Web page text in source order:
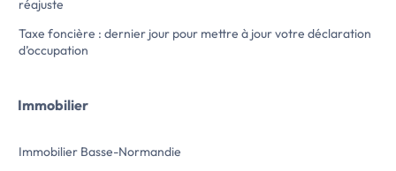
réajuste
Taxe foncière : dernier jour pour mettre à jour votre déclaration
d’occupation
Immobilier
Immobilier Basse-Normandie